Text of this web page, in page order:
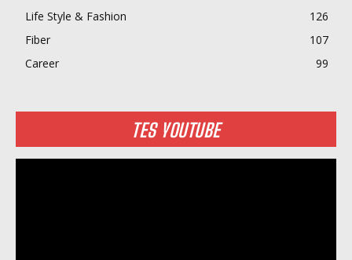
Life Style & Fashion
126
Fiber
107
Career
99
TES YOUTUBE